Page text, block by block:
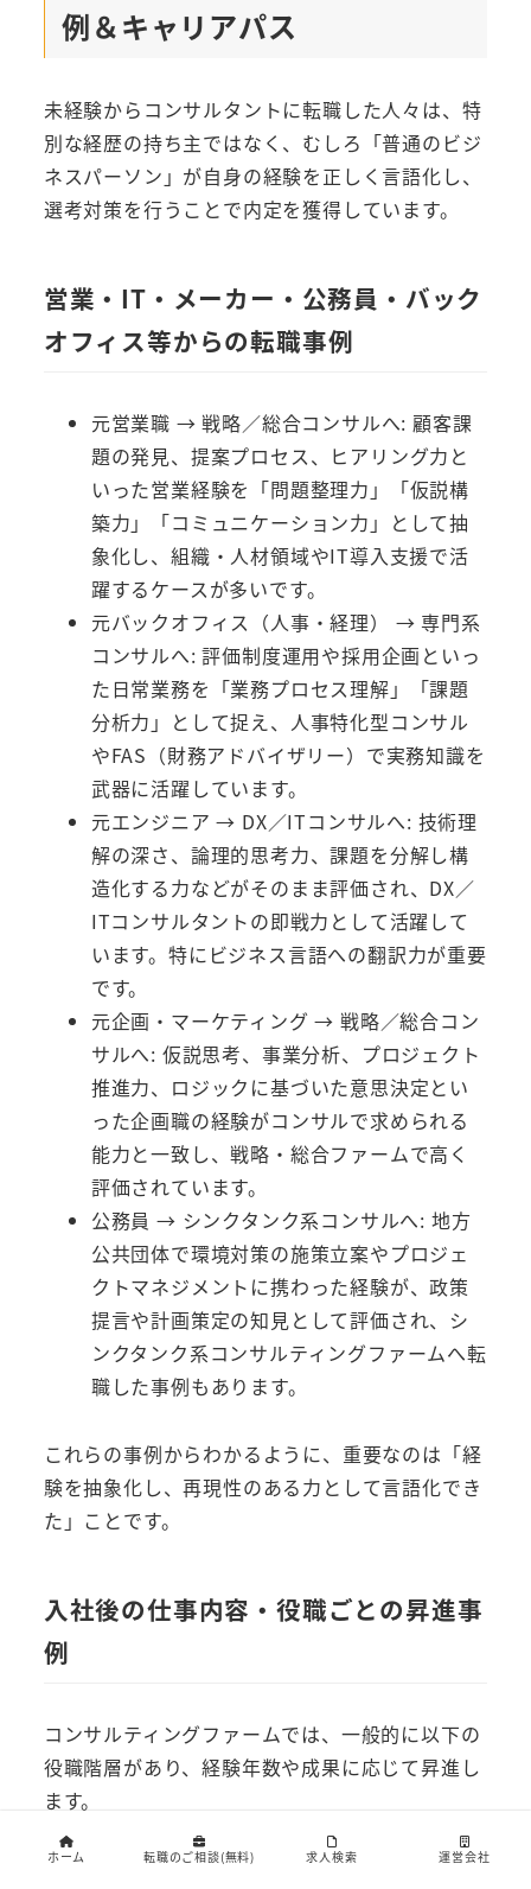
例＆キャリアパス
未経験からコンサルタントに転職した人々は、特
別な経歴の持ち主ではなく、むしろ「普通のビジ
ネスパーソン」が自身の経験を正しく言語化し、
選考対策を行うことで内定を獲得しています。
営業・IT・メーカー・公務員・バック
オフィス等からの転職事例
元営業職 → 戦略／総合コンサルへ: 顧客課
題の発見、提案プロセス、ヒアリング力と
いった営業経験を「問題整理力」「仮説構
築力」「コミュニケーション力」として抽
象化し、組織・人材領域やIT導入支援で活
躍するケースが多いです。
元バックオフィス（人事・経理） → 専門系
コンサルへ: 評価制度運用や採用企画といっ
た日常業務を「業務プロセス理解」「課題
分析力」として捉え、人事特化型コンサル
やFAS（財務アドバイザリー）で実務知識を
武器に活躍しています。
元エンジニア → DX／ITコンサルへ: 技術理
解の深さ、論理的思考力、課題を分解し構
造化する力などがそのまま評価され、DX／
ITコンサルタントの即戦力として活躍して
います。特にビジネス言語への翻訳力が重要
です。
元企画・マーケティング → 戦略／総合コン
サルへ: 仮説思考、事業分析、プロジェクト
推進力、ロジックに基づいた意思決定とい
った企画職の経験がコンサルで求められる
能力と一致し、戦略・総合ファームで高く
評価されています。
公務員 → シンクタンク系コンサルへ: 地方
公共団体で環境対策の施策立案やプロジェ
クトマネジメントに携わった経験が、政策
提言や計画策定の知見として評価され、シ
ンクタンク系コンサルティングファームへ転
職した事例もあります。
これらの事例からわかるように、重要なのは「経
験を抽象化し、再現性のある力として言語化でき
た」ことです。
入社後の仕事内容・役職ごとの昇進事
例
コンサルティングファームでは、一般的に以下の
役職階層があり、経験年数や成果に応じて昇進し
ます。
アナリスト（Associate Consultant）: 入社
ホーム 転職のご相談(無料) 求人検索 運営会社